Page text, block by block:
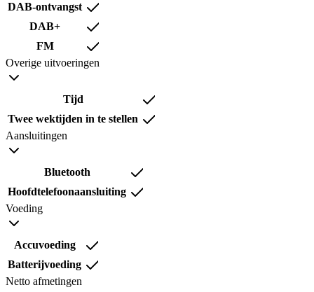
DAB-ontvangst
DAB+
FM
Overige uitvoeringen
Tijd
Twee wektijden in te stellen
Aansluitingen
Bluetooth
Hoofdtelefoonaansluiting
Voeding
Accuvoeding
Batterijvoeding
Netto afmetingen